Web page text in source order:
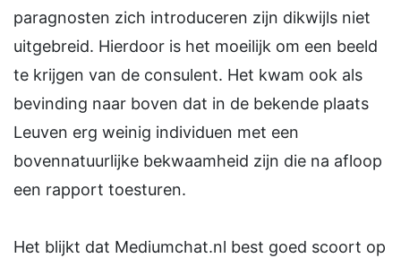
paragnosten zich introduceren zijn dikwijls niet
uitgebreid. Hierdoor is het moeilijk om een beeld
te krijgen van de consulent. Het kwam ook als
bevinding naar boven dat in de bekende plaats
Leuven erg weinig individuen met een
bovennatuurlijke bekwaamheid zijn die na afloop
een rapport toesturen.
Het blijkt dat Mediumchat.nl best goed scoort op